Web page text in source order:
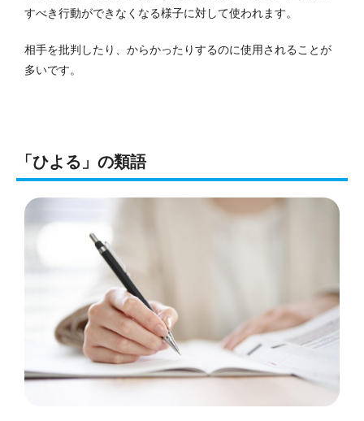
すべき行動ができなくなる様子に対して使われます。
相手を批判したり、からかったりするのに使用されることが
多いです。
「ひよる」の類語